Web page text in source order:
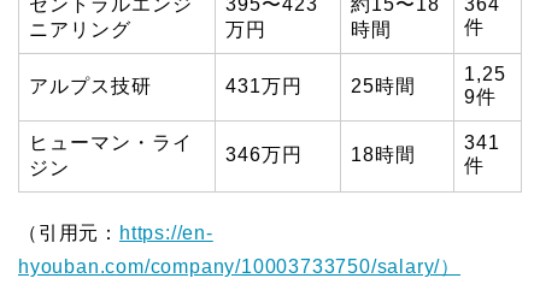
ニアリング
万円
時間
件
アルプス技研 431万円 25時間
1,25
9件
ヒューマン・ライ
ジン
346万円 18時間
341
件
（引用元： https://en-
hyouban.com/company/10003733750/salary/）